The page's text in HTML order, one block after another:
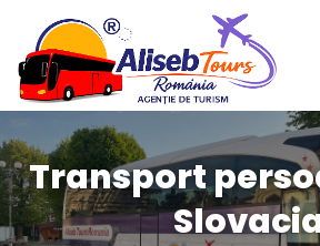
Transport